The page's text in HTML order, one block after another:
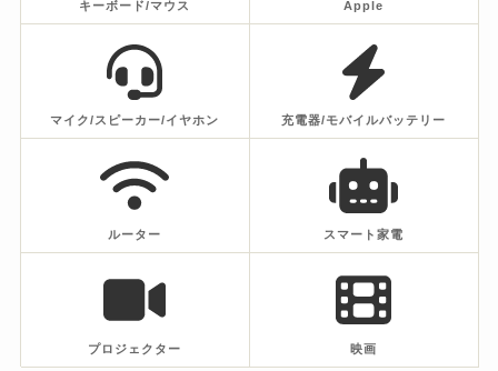
キーボード/マウス Apple
マイク/スピーカー/イヤホン 充電器/モバイルバッテリー
ルーター スマート家電
プロジェクター 映画